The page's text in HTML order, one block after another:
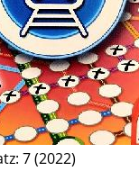
7 (2022)